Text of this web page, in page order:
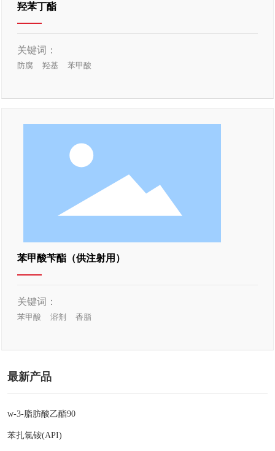
羟苯丁酯
关键词：
防腐 羟基 苯甲酸
苯甲酸苄酯（供注射用）
关键词：
苯甲酸 溶剂 香脂
最新产品
w-3-脂肪酸乙酯90
苯扎氯铵(API)